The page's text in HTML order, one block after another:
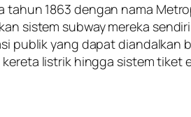
1863 dengan nama
sistem subway mereka
publik yang dapat
listrik hingga sistem